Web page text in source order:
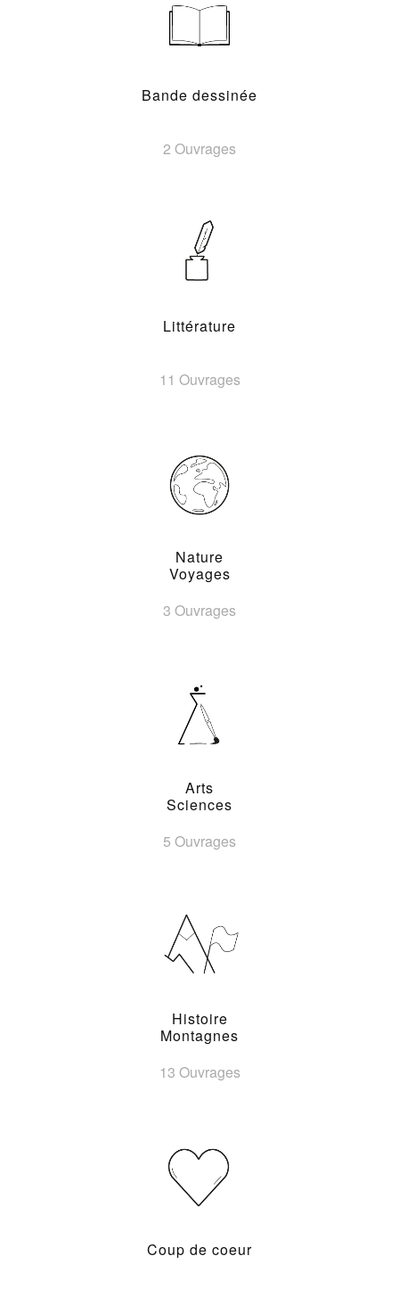
Bande dessinée
2 Ouvrages
Littérature
11 Ouvrages
Nature
Voyages
3 Ouvrages
Arts
Sciences
5 Ouvrages
Histoire
Montagnes
13 Ouvrages
Coup de coeur